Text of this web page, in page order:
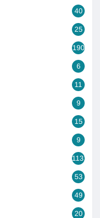
40
25
190
6
11
9
15
9
1131
53
49
20